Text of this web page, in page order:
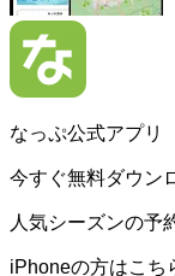
なっぷ公式アプリ
今すぐ無料ダウン
人気シーズンの予
iPhoneの方はこち